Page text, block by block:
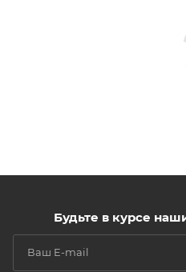
Будьте в курсе